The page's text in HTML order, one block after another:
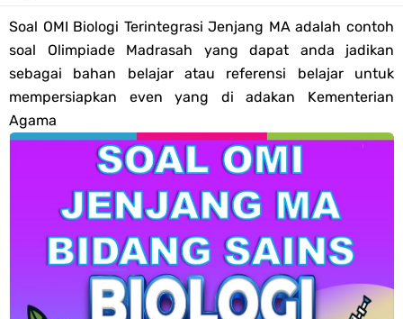
Kisi-kisi Soal US/UM Jenjang SD/MI Tahun 2026 Lengkap
POS UM Jenjang MI, MTs Dan MA Tahun 2026
Jawaban Tugas Mandiri Dan Tugas Refleksi Modul Pedagogik SKI
PPG 2025
Jawaban Tugas Mandiri Dan Tugas Refleksi Modul Pedagogik Fiqih
PPG 2025
Jawaban Tugas Mandiri Dan Tugas Refleksi Modul Pedagogik Akidah
Soal OMI Biologi Terintegrasi Jenjang MA adalah contoh
soal Olimpiade Madrasah yang dapat anda jadikan
sebagai bahan belajar atau referensi belajar untuk
mempersiapkan even yang di adakan Kementerian
Agama